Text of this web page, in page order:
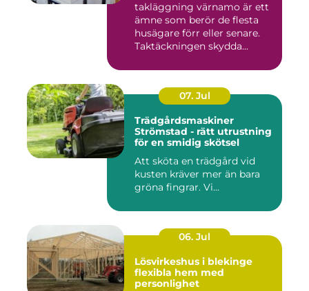
takläggning värnamo är ett
ämne som berör de flesta
husägare förr eller senare.
Taktäckningen skydda...
07. Jul
Trädgårdsmaskiner
Strömstad - rätt utrustning
för en smidig skötsel
Att sköta en trädgård vid
kusten kräver mer än bara
gröna fingrar. Vi...
06. Jul
Lösvirkeshus i blekinge
flexibla hem med
personlighet